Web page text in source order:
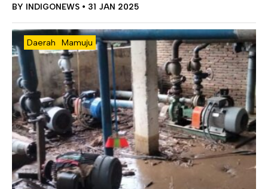
BY INDIGONEWS • 31 JAN 2025
Daerah Mamuju